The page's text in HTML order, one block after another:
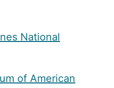
National
of American